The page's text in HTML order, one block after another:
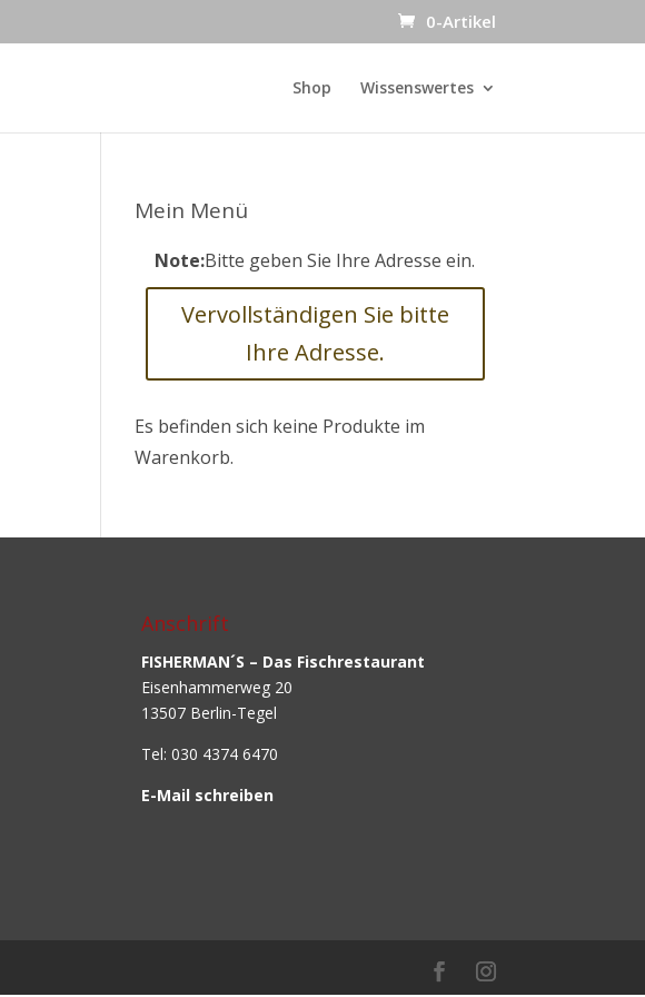
0-Artikel
Shop Wissenswertes
Mein Menü
Note:Bitte geben Sie Ihre Adresse ein.
Vervollständigen Sie bitte
Ihre Adresse.
Es befinden sich keine Produkte im
Warenkorb.
Anschrift
FISHERMAN´S – Das Fischrestaurant
Eisenhammerweg 20
13507 Berlin-Tegel
Tel: 030 4374 6470
E-Mail schreiben